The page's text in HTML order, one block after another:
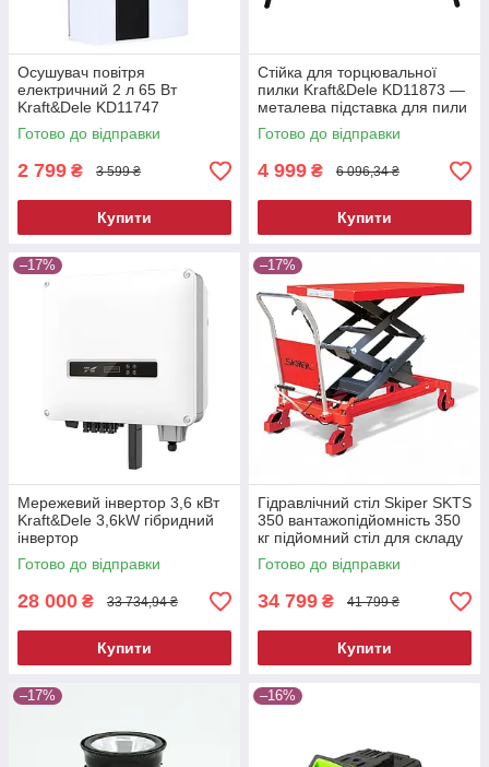
Осушувач повітря
електричний 2 л 65 Вт
Kraft&Dele KD11747
побутовий вологопоглинач
Готово до відправки
2 799 ₴ 3 599 ₴
Купити
Стійка для торцювальної
пилки Kraft&Dele KD11873 —
металева підставка для пили
Готово до відправки
4 999 ₴ 6 096,34 ₴
Купити
–17%
Мережевий інвертор 3,6 кВт
Kraft&Dele 3,6kW гібридний
інвертор
Готово до відправки
28 000 ₴ 33 734,94 ₴
Купити
–17%
Гідравлічний стіл Skiper SKTS
350 вантажопідйомність 350
кг підйомний стіл для складу
та СТО
Готово до відправки
34 799 ₴ 41 799 ₴
Купити
–17% –16%